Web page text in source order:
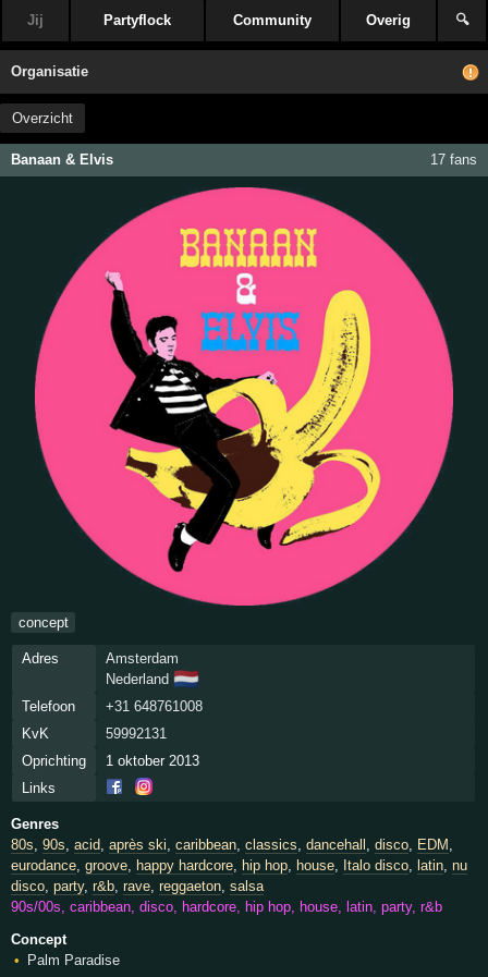
Jij Partyflock Community Overig 🔍
Organisatie
Overzicht
Banaan & Elvis 17 fans
concept
Adres
Amsterdam
Nederland 🇳🇱
Telefoon
+31 648761008
KvK
59992131
Oprichting
1 oktober 2013
Links
Genres
80s,90s,acid,après ski,caribbean,classics,dancehall ,disco, EDM ,
eurodance,groove, happy hardcore, hip hop, house, Italo disco, latin,nu
disco,party,r&b,rave,reggaeton,salsa
90s/00s, caribbean, disco, hardcore, hip hop, house, latin, party, r&b
Concept
Palm Paradise